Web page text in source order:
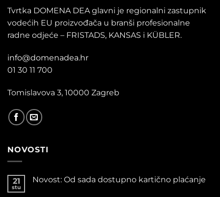
Tvrtka DOMENA DEA glavni je regionalni zastupnik
vodećih EU proizvođača u branši profesionalne
radne odjeće – FRISTADS, KANSAS i KÜBLER.
info@domenadea.hr
01 30 11 700
Tomislavova 3, 10000 Zagreb
NOVOSTI
21
stu
Novost: Od sada dostupno kartično plaćanje